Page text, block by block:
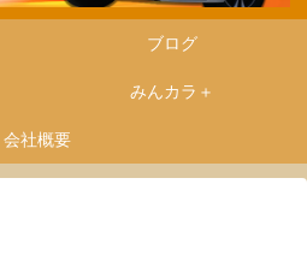
ブログ
みんカラ＋
会社概要